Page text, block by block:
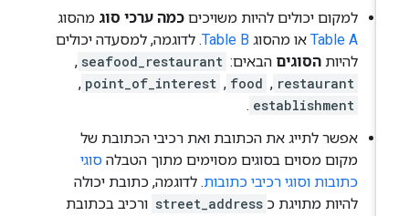
למקום יכולים להיות משויכיםכמה ערכי סוג מהסוג
Table Aאו מהסוגTable B. לדוגמה, למסעדה יכולים
להיותהסוגיםהבאים: seafood_restaurant
,
restaurant
,
food
,
point_of_interest
,
establishment
.
אפשר לתייג את הכתובת ואת רכיבי הכתובת של
מקום מסוים בסוגים מסוימים מתוך הטבלהסוגי
כתובות וסוגי רכיבי כתובות. לדוגמה, כתובת יכולה
להיות מתויגת כ street_address ורכיב בכתובת